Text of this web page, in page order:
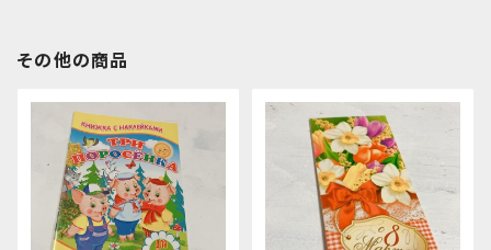
その他の商品